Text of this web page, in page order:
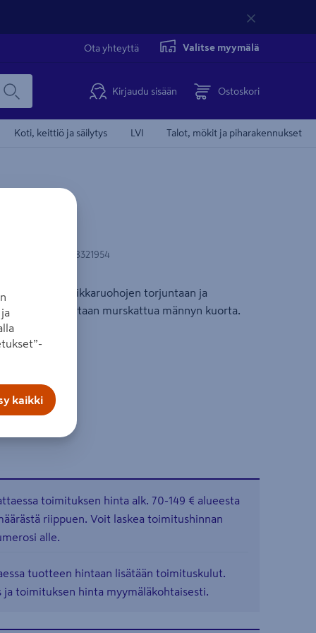
Ota yhteyttä Valitse myymälä
Kirjaudu sisään Ostoskori
Koti, keittiö ja säilytys LVI Talot, mökit ja piharakennukset
6430038321954
soveltuu rikkaruohojen torjuntaan ja
Kahteen kertaan murskattua männyn kuorta.
noin 70 kg.
toimituksen hinta alk. 70-149 € alueesta
riippuen. Voit laskea toimitushinnan
alle.
tuotteen hintaan lisätään toimituskulut.
ja toimituksen hinta myymäläkohtaisesti.
kaikki